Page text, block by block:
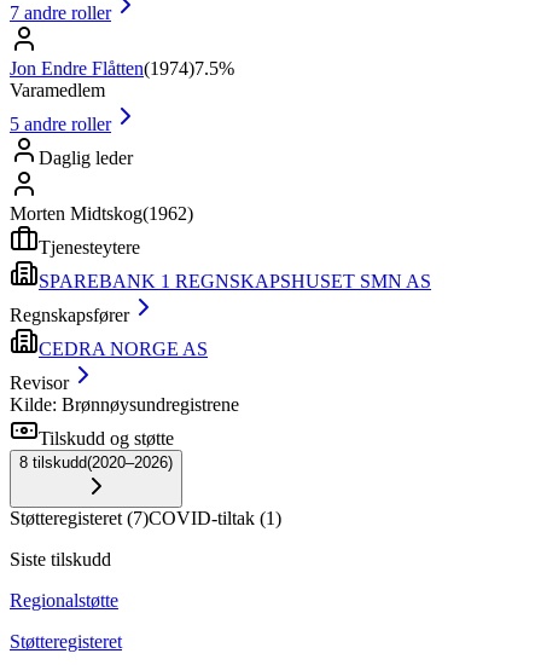
7 andre roller
Jon Endre Flåtten(1974)7.5%
Varamedlem
5 andre roller
Daglig leder
Morten Midtskog(1962)
Tjenesteytere
SPAREBANK 1 REGNSKAPSHUSET SMN AS
Regnskapsfører
CEDRA NORGE AS
Revisor
Kilde: Brønnøysundregistrene
Tilskudd og støtte
8 tilskudd(2020–2026)
Støtteregisteret (7)COVID-tiltak (1)
Siste tilskudd
Regionalstøtte
Støtteregisteret